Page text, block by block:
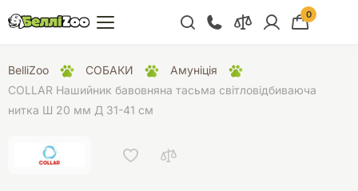
+38 (068) 300 91 91
Відділ продажу
+38 (093) 300 91 91
0
BelliZoo СОБАКИ
Амуніція
COLLAR Нашийник бавовняна тасьма світловідбиваюча
нитка Ш 20 мм Д 31-41 см